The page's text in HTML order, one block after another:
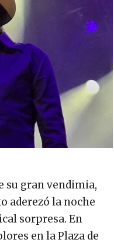
su gran vendimia,
aderezó la noche
sorpresa. En
en la Plaza de